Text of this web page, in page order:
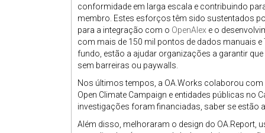
conformidade em larga escala e contribuindo
membro. Estes esforços têm sido sustentados
para a integração com o OpenAlex e o
com mais de 150 mil pontos de dados manuais
fundo, estão a ajudar organizações a garantir
sem barreiras ou paywalls.
Nos últimos tempos, a OA.Works colaborou
Open Climate Campaign e entidades públicas no
investigações foram financiadas, saber se estão
Além disso, melhoraram o design do OA.Report,